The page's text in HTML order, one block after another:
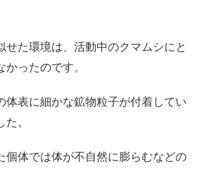
せた環境は、活動中のクマムシにと
ったのです。
体表に細かな鉱物粒子が付着してい
。
個体では体が不自然に膨らむなどの